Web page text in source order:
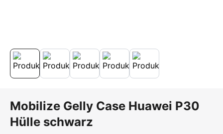
Mobilize Gelly Case Huawei P30
Hülle schwarz